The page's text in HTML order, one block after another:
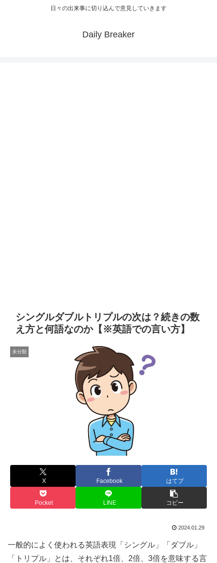
日々の出来事に切り込んで意見していきます
Daily Breaker
シングルダブルトリプルの次は？続きの数
え方と何語なのか【※英語での言い方】
未分類
X Facebook はてブ
Pocket LINE コピー
2024.01.29
一般的によく使われる英語表現「シングル」「ダブル」
「トリプル」とは、それぞれ1倍、2倍、3倍を意味する言